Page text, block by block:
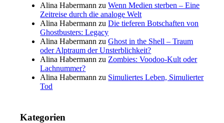
Alina Habermann zuWenn Medien sterben – Eine
Zeitreise durch die analoge Welt
Alina Habermann zuDie tieferen Botschaften von
Ghostbusters: Legacy
Alina Habermann zuGhost in the Shell – Traum
oder Alptraum der Unsterblichkeit?
Alina Habermann zu Zombies: Voodoo-Kult oder
Lachnummer?
Alina Habermann zu Simuliertes Leben, Simulierter
Tod
Kategorien